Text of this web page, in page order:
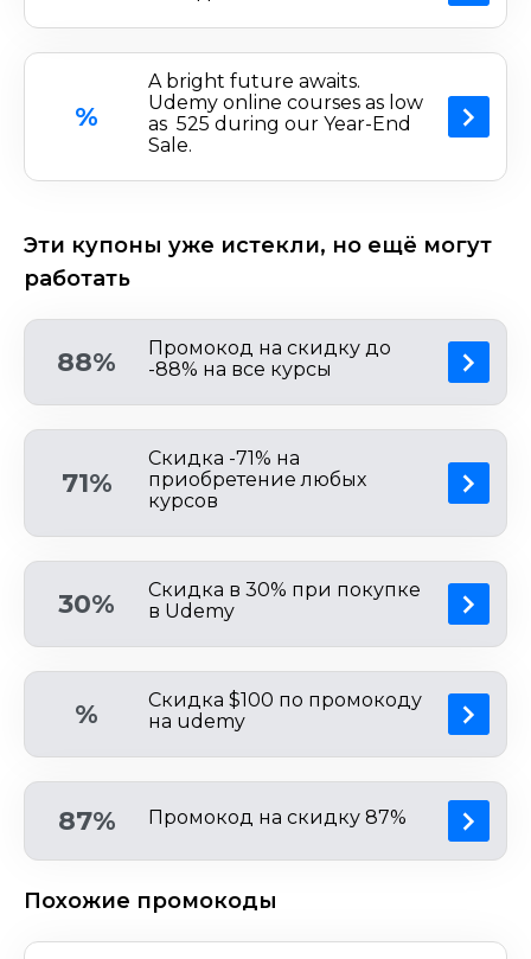
%
A bright future awaits.
Udemy online courses as low
as ₹ 525 during our Year-End
Sale.
Эти купоны уже истекли, но ещё могут
работать
88%
Промокод на скидку до
-88% на все курсы
71%
Скидка -71% на
приобретение любых
курсов
30%
Скидка в 30% при покупке
в Udemy
%
Скидка $100 по промокоду
на udemy
87% Промокод на скидку 87%
Похожие промокоды